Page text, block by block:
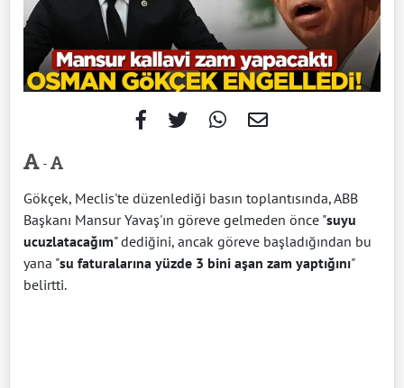
-
Gökçek, Meclis'te düzenlediği basın toplantısında, ABB
Başkanı Mansur Yavaş'ın göreve gelmeden önce "suyu
ucuzlatacağım" dediğini, ancak göreve başladığından bu
yana "su faturalarına yüzde 3 bini aşan zam yaptığını"
belirtti.